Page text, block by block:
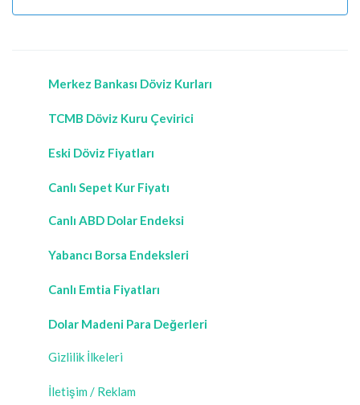
Merkez Bankası Döviz Kurları
TCMB Döviz Kuru Çevirici
Eski Döviz Fiyatları
Canlı Sepet Kur Fiyatı
Canlı ABD Dolar Endeksi
Yabancı Borsa Endeksleri
Canlı Emtia Fiyatları
Dolar Madeni Para Değerleri
Gizlilik İlkeleri
İletişim / Reklam